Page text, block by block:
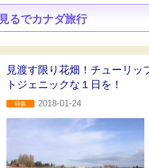
見るでカナダ旅行
見渡す限り花畑！チューリッ
トジェニックな１日を！
特集 2018-01-24